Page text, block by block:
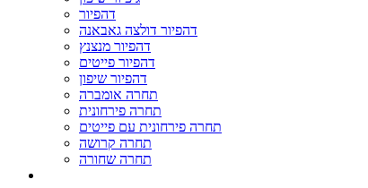
דהפיור
דהפיור דולצה גאבאנה
דהפיור מנצנץ
דהפיור פייטים
דהפיור שיפון
תחרה אומברה
תחרה פירחונית
תחרה פירחונית עם פייטים
תחרה קרושה
תחרה שחורה